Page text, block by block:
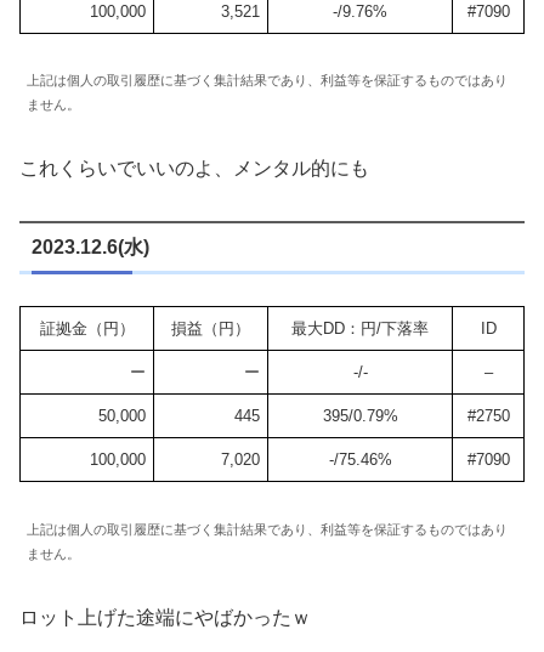
100,000 3,521 -/9.76% #7090
上記は個人の取引履歴に基づく集計結果であり、利益等を保証するものではあり
ません。
これくらいでいいのよ、メンタル的にも
2023.12.6(水)
証拠金（円） 損益（円） 最大DD：円/下落率 ID
ー ー -/- –
50,000 445 395/0.79% #2750
100,000 7,020 -/75.46% #7090
上記は個人の取引履歴に基づく集計結果であり、利益等を保証するものではあり
ません。
ロット上げた途端にやばかったｗ